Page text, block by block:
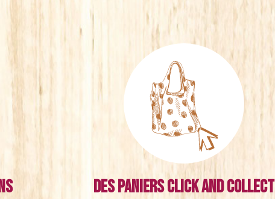
Des paniers click and collect